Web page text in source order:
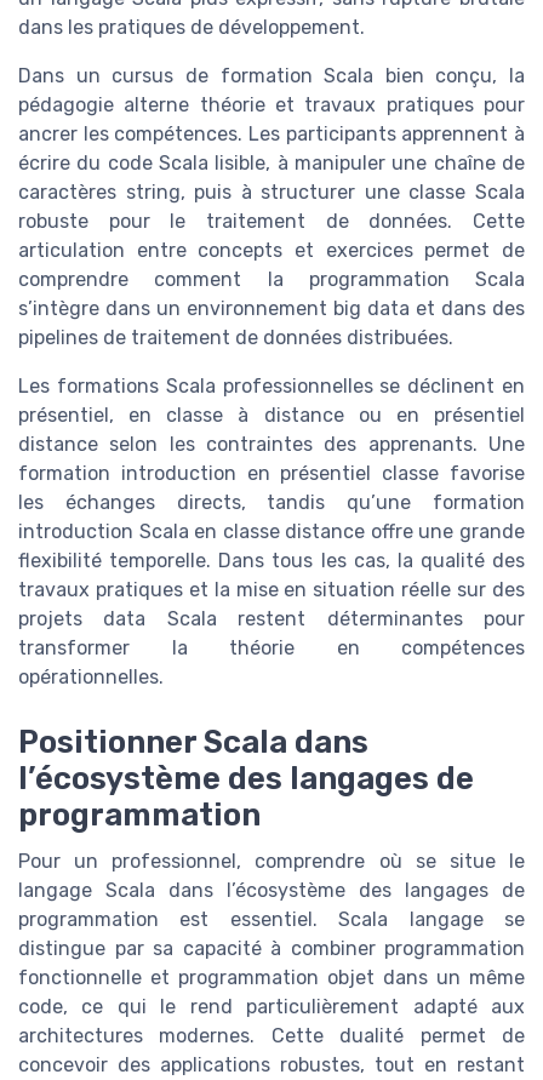
dans les pratiques de développement.
Dans un cursus de formation Scala bien conçu, la
pédagogie alterne théorie et travaux pratiques pour
ancrer les compétences. Les participants apprennent à
écrire du code Scala lisible, à manipuler une chaîne de
caractères string, puis à structurer une classe Scala
robuste pour le traitement de données. Cette
articulation entre concepts et exercices permet de
comprendre comment la programmation Scala
s’intègre dans un environnement big data et dans des
pipelines de traitement de données distribuées.
Les formations Scala professionnelles se déclinent en
présentiel, en classe à distance ou en présentiel
distance selon les contraintes des apprenants. Une
formation introduction en présentiel classe favorise
les échanges directs, tandis qu’une formation
introduction Scala en classe distance offre une grande
flexibilité temporelle. Dans tous les cas, la qualité des
travaux pratiques et la mise en situation réelle sur des
projets data Scala restent déterminantes pour
transformer la théorie en compétences
opérationnelles.
Positionner Scala dans
l’écosystème des langages de
programmation
Pour un professionnel, comprendre où se situe le
langage Scala dans l’écosystème des langages de
programmation est essentiel. Scala langage se
distingue par sa capacité à combiner programmation
fonctionnelle et programmation objet dans un même
code, ce qui le rend particulièrement adapté aux
architectures modernes. Cette dualité permet de
concevoir des applications robustes, tout en restant